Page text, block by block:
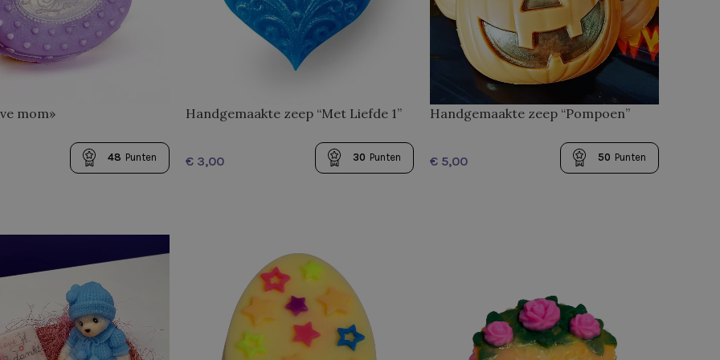
mom»
48 Punten
Handgemaakte zeep “Met Liefde 1”
€ 30 Punten
Handgemaakte zeep “Pompoen”
€ 50 Punten